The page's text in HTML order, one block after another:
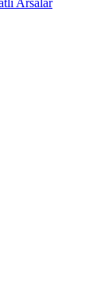
Arsalar